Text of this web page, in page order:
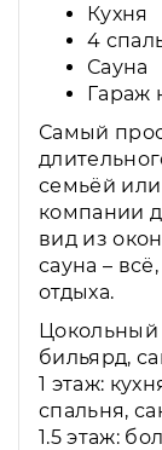
Кухня
4
Сауна
Гараж
Самый
семьёй
компании
вид из
сауна –
отдыха.
Цокольный
бильярд,
1 этаж:
спальня,
1.5 этаж: